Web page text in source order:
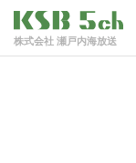
株式会社 瀬戸内海放送